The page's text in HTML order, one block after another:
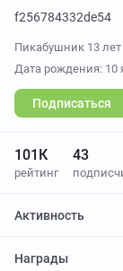
f256784332de54
Пикабушник 13
Дата рождения: 10
Подписаться
101К
рейтинг
43
Активность
отредактировал
Награды